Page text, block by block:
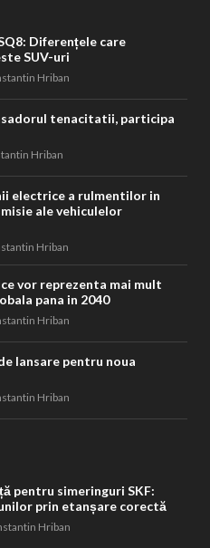
Diferențele care
SUV-uri
Hriban
tenacitatii, participa
Hriban
electrice a rulmentilor in
ale vehiculelor
Hriban
vor reprezenta mai mult
pana in 2040
Hriban
lansare pentru noua
Hriban
pentru simeringuri SKF:
prin etanșare corectă
Hriban